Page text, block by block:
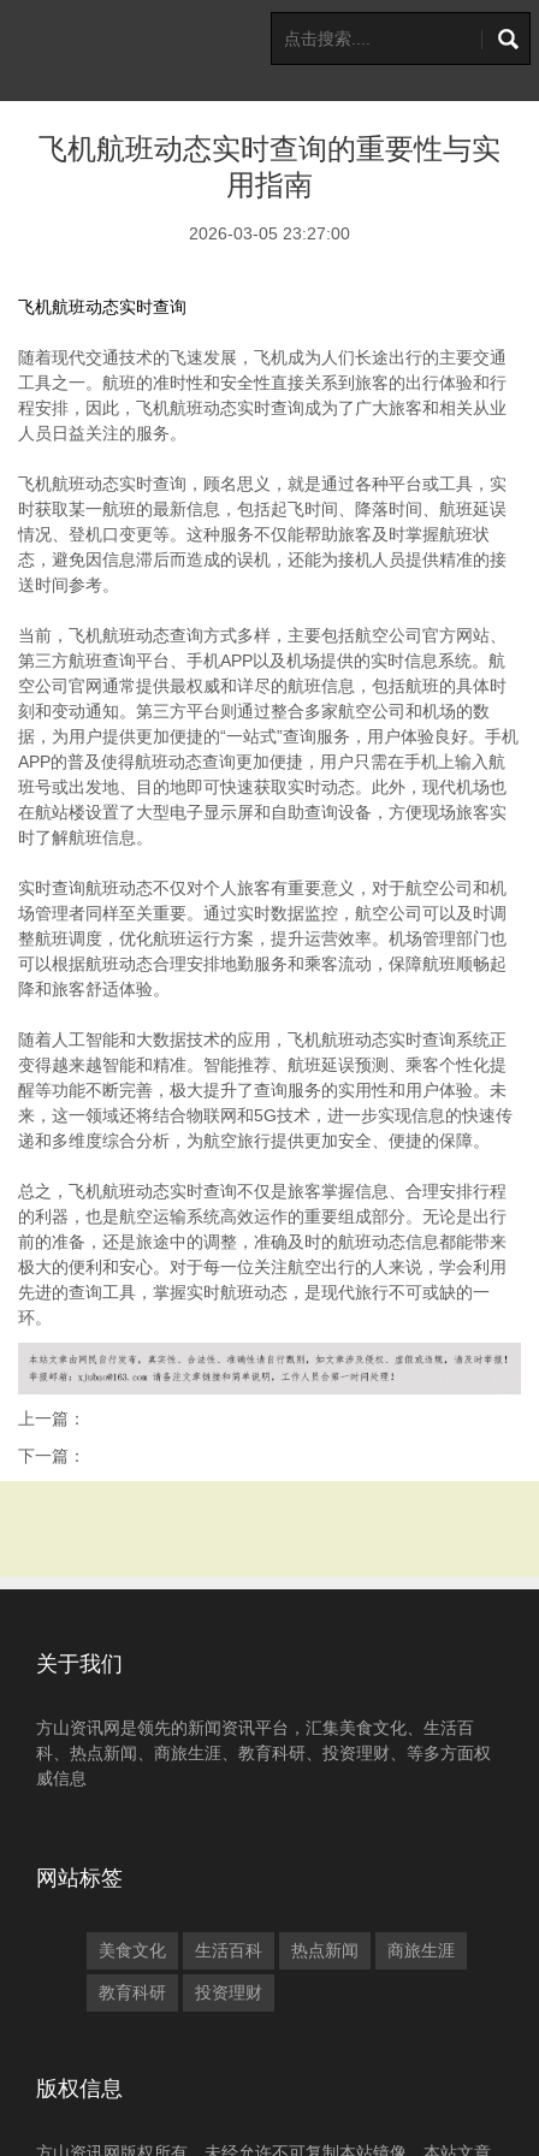
飞机航班动态实时查询的重要性与实
用指南
2026-03-05 23:27:00
飞机航班动态实时查询
随着现代交通技术的飞速发展，飞机成为人们长途出行的主要交通
工具之一。航班的准时性和安全性直接关系到旅客的出行体验和行
程安排，因此，飞机航班动态实时查询成为了广大旅客和相关从业
人员日益关注的服务。
飞机航班动态实时查询，顾名思义，就是通过各种平台或工具，实
时获取某一航班的最新信息，包括起飞时间、降落时间、航班延误
情况、登机口变更等。这种服务不仅能帮助旅客及时掌握航班状
态，避免因信息滞后而造成的误机，还能为接机人员提供精准的接
送时间参考。
当前，飞机航班动态查询方式多样，主要包括航空公司官方网站、
第三方航班查询平台、手机APP以及机场提供的实时信息系统。航
空公司官网通常提供最权威和详尽的航班信息，包括航班的具体时
刻和变动通知。第三方平台则通过整合多家航空公司和机场的数
据，为用户提供更加便捷的“一站式”查询服务，用户体验良好。手机
APP的普及使得航班动态查询更加便捷，用户只需在手机上输入航
班号或出发地、目的地即可快速获取实时动态。此外，现代机场也
在航站楼设置了大型电子显示屏和自助查询设备，方便现场旅客实
时了解航班信息。
实时查询航班动态不仅对个人旅客有重要意义，对于航空公司和机
场管理者同样至关重要。通过实时数据监控，航空公司可以及时调
整航班调度，优化航班运行方案，提升运营效率。机场管理部门也
可以根据航班动态合理安排地勤服务和乘客流动，保障航班顺畅起
降和旅客舒适体验。
随着人工智能和大数据技术的应用，飞机航班动态实时查询系统正
变得越来越智能和精准。智能推荐、航班延误预测、乘客个性化提
醒等功能不断完善，极大提升了查询服务的实用性和用户体验。未
来，这一领域还将结合物联网和5G技术，进一步实现信息的快速传
递和多维度综合分析，为航空旅行提供更加安全、便捷的保障。
总之，飞机航班动态实时查询不仅是旅客掌握信息、合理安排行程
的利器，也是航空运输系统高效运作的重要组成部分。无论是出行
前的准备，还是旅途中的调整，准确及时的航班动态信息都能带来
极大的便利和安心。对于每一位关注航空出行的人来说，学会利用
先进的查询工具，掌握实时航班动态，是现代旅行不可或缺的一
环。
上一篇：
下一篇：
关于我们
方山资讯网是领先的新闻资讯平台，汇集美食文化、生活百
科、热点新闻、商旅生涯、教育科研、投资理财、等多方面权
威信息
网站标签
美食文化 生活百科 热点新闻 商旅生涯
教育科研 投资理财
版权信息